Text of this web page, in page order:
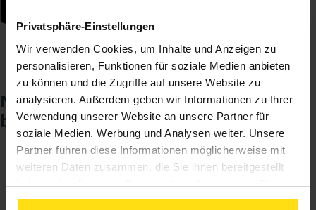
Privatsphäre-Einstellungen
Wir verwenden Cookies, um Inhalte und Anzeigen zu
personalisieren, Funktionen für soziale Medien anbieten
zu können und die Zugriffe auf unsere Website zu
analysieren. Außerdem geben wir Informationen zu Ihrer
Verwendung unserer Website an unsere Partner für
soziale Medien, Werbung und Analysen weiter. Unsere
Partner führen diese Informationen möglicherweise mit
weiteren Daten zusammen, die Sie ihnen bereitgestellt
haben oder die sie im Rahmen Ihrer Nutzung der Dienste
gesammelt haben. Indem Sie auf Einverstanden klicken,
Noch keinen Zugang? So einfach
beantragen Sie ihn.
1
Sie teilen mir mit, dass Sie MeineVLH nutzen
wollen.